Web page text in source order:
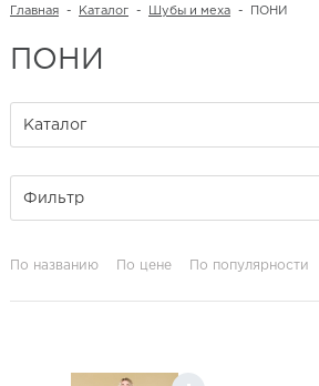
Главная - Каталог - Шубы и меха - ПОНИ
ПОНИ
Каталог
Фильтр
По названию По цене По популярности